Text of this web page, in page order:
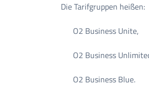
Die Tarifgruppen heißen:
O2 Business Unite,
O2 Business
O2 Business Blue.